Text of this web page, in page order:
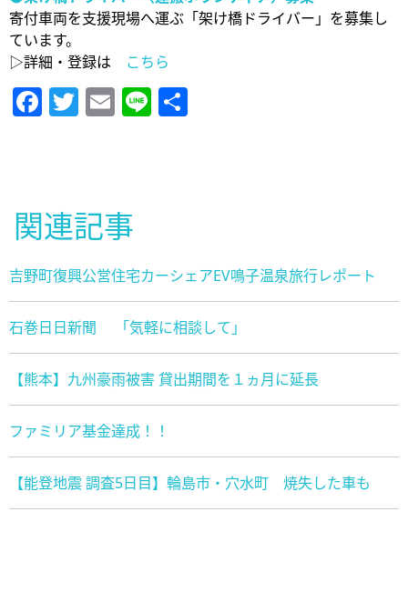
寄付車両を支援現場へ運ぶ「架け橋ドライバー」を募集し
ています。
▷詳細・登録は こちら
Facebook
Twitter
Email
Line
関連記事
吉野町復興公営住宅カーシェアEV鳴子温泉旅行レポート
石巻日日新聞 「気軽に相談して」
【熊本】九州豪雨被害 貸出期間を１ヵ月に延長
ファミリア基金達成！！
【能登地震 調査5日目】輪島市・穴水町 焼失した車も